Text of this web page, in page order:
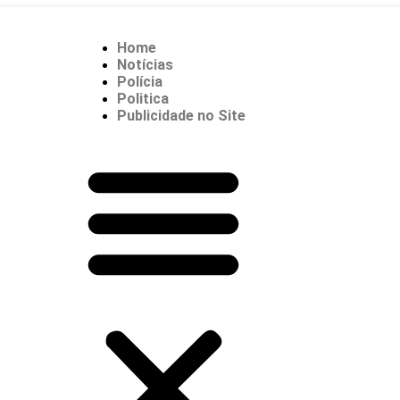
Home
Notícias
Polícia
Politica
Publicidade no Site